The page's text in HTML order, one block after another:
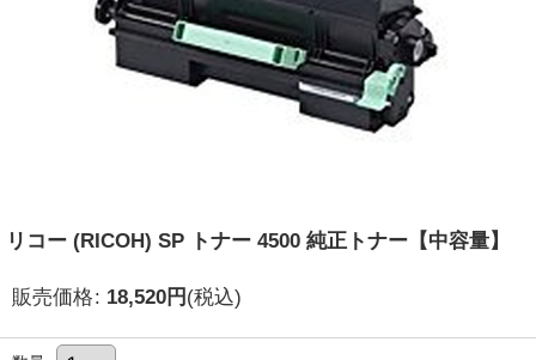
リコー (RICOH) SP トナー 4500 純正トナー【中容量】
販売価格: 18,520円 (税込)